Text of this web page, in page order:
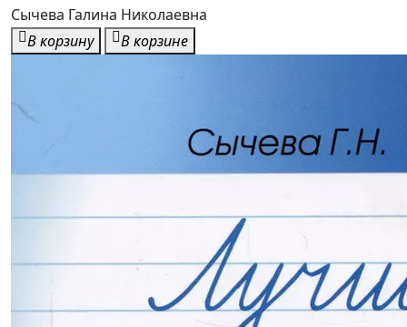
Сычева Галина Николаевна
В корзину
В корзине